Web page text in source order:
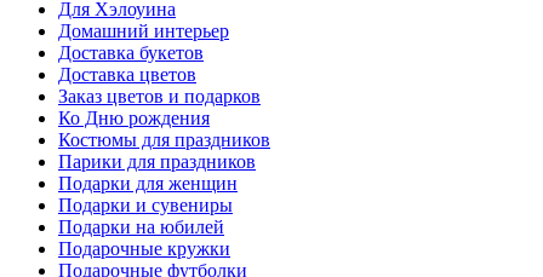
Для Хэлоуина
Домашний интерьер
Доставка букетов
Доставка цветов
Заказ цветов и подарков
Ко Дню рождения
Костюмы для праздников
Парики для праздников
Подарки для женщин
Подарки и сувениры
Подарки на юбилей
Подарочные кружки
Подарочные футболки